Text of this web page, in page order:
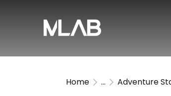
Home ... Adventure